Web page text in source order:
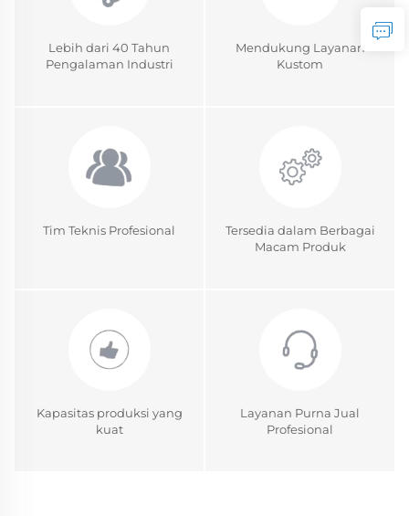
Lebih dari 40 Tahun
Pengalaman Industri
Mendukung Layanan
Kustom
Tim Teknis Profesional
Tersedia dalam Berbagai
Macam Produk
Kapasitas produksi yang
kuat
Layanan Purna Jual
Profesional